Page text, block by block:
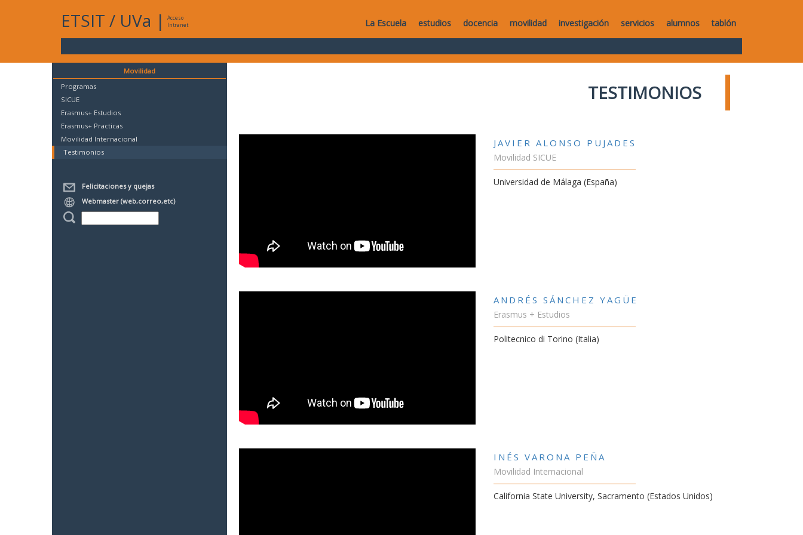
ETSIT / UVa |
Acceso
Intranet
La Escuela estudios docencia movilidad investigación servicios alumnos tablón
Movilidad
Programas
SICUE
Erasmus+ Estudios
Erasmus+ Practicas
Movilidad Internacional
Testimonios
Felicitaciones y quejas
Webmaster (web,correo,etc)
TESTIMONIOS
JAVIER ALONSO PUJADES
Movilidad SICUE
Universidad de Málaga (España)
ANDRÉS SÁNCHEZ YAGÜE
Erasmus + Estudios
Politecnico di Torino (Italia)
INÉS VARONA PEÑA
Movilidad Internacional
California State University, Sacramento (Estados Unidos)